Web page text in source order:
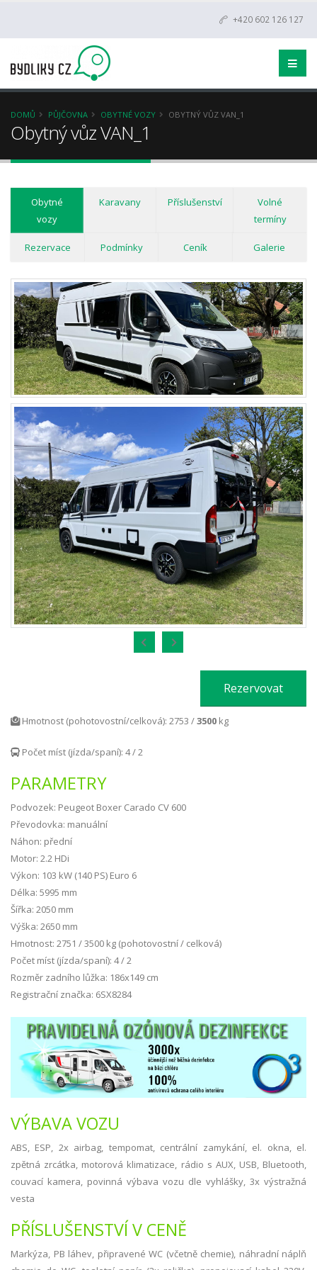
+420 602 126 127
DOMŮ PŮJČOVNA OBYTNÉ VOZY OBYTNÝ VŮZ VAN_1
Obytný vůz VAN_1
Obytné
vozy
Karavany Příslušenství
Volné
termíny
Rezervace Podmínky Ceník Galerie
Rezervovat
Hmotnost (pohotovostní/celková): 2753 /3500 kg
Počet míst (jízda/spaní): 4 / 2
PARAMETRY
Podvozek: Peugeot Boxer Carado CV 600
Převodovka: manuální
Náhon: přední
Motor: 2.2 HDi
Výkon: 103 kW (140 PS) Euro 6
Délka: 5995 mm
Šířka: 2050 mm
Výška: 2650 mm
Hmotnost: 2751 / 3500 kg (pohotovostní / celková)
Počet míst (jízda/spaní): 4 / 2
Rozměr zadního lůžka: 186x149 cm
Registrační značka: 6SX8284
VÝBAVA VOZU
ABS, ESP, 2x airbag, tempomat, centrální zamykání, el. okna, el.
zpětná zrcátka, motorová klimatizace, rádio s AUX, USB, Bluetooth,
couvací kamera, povinná výbava vozu dle vyhlášky, 3x výstražná
vesta
PŘÍSLUŠENSTVÍ V CENĚ
Markýza, PB láhev, připravené WC (včetně chemie), náhradní náplň